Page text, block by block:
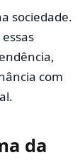
sociedade.
com
da